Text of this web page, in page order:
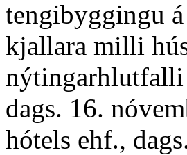
tengibyggingu
kjallara milli
dags. 16.
hótels ehf.,